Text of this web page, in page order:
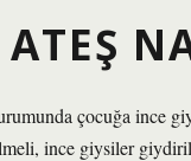
çocuğa ince
ince giysiler